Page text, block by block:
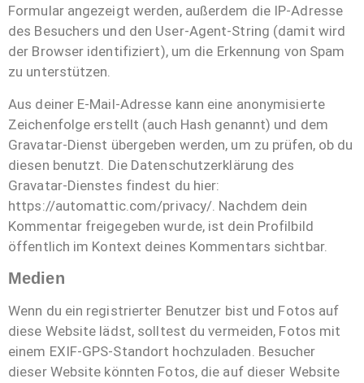
Formular angezeigt werden, außerdem die IP-Adresse
des Besuchers und den User-Agent-String (damit wird
der Browser identifiziert), um die Erkennung von Spam
zu unterstützen.
Aus deiner E-Mail-Adresse kann eine anonymisierte
Zeichenfolge erstellt (auch Hash genannt) und dem
Gravatar-Dienst übergeben werden, um zu prüfen, ob du
diesen benutzt. Die Datenschutzerklärung des
Gravatar-Dienstes findest du hier:
https://automattic.com/privacy/. Nachdem dein
Kommentar freigegeben wurde, ist dein Profilbild
öffentlich im Kontext deines Kommentars sichtbar.
Medien
Wenn du ein registrierter Benutzer bist und Fotos auf
diese Website lädst, solltest du vermeiden, Fotos mit
einem EXIF-GPS-Standort hochzuladen. Besucher
dieser Website könnten Fotos, die auf dieser Website